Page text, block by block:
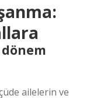
ailelerin ve